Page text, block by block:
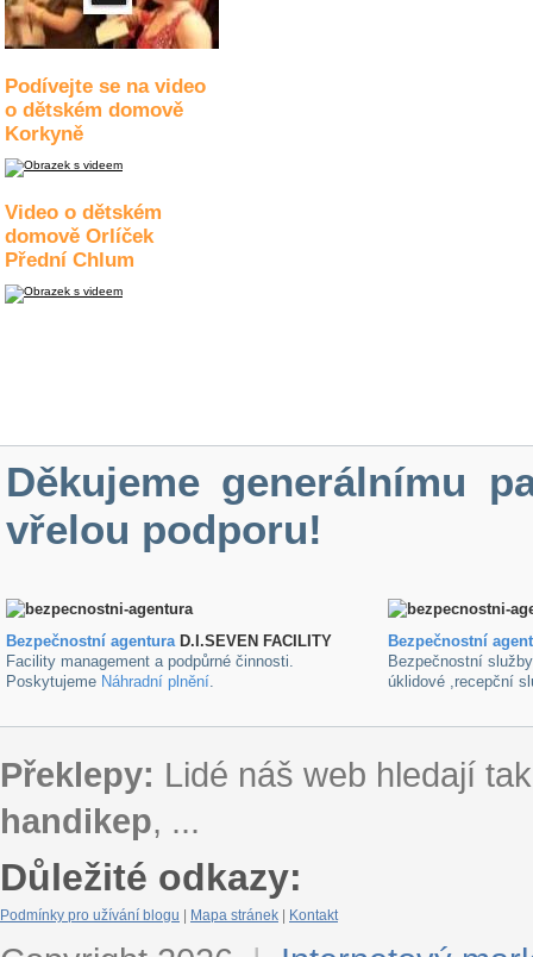
Podívejte se na video
o dětském domově
Korkyně
Video o dětském
domově Orlíček
Přední Chlum
Děkujeme generálnímu
vřelou podporu!
Bezpečnostní agenturaD.I.SEVEN FACILITY
Facility management a podpůrné činnosti.
Poskytujeme Náhradní plnění.
Bezpečnostní
Bezpečnostní
úklidové ,recepční
Překlepy: Lidé náš web hledají
handikep, ...
Důležité odkazy:
Podmínky pro užívání blogu Mapa stránek Kontakt